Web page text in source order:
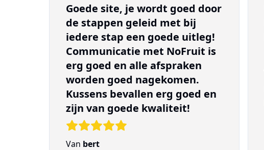
Goede site, je wordt goed door
de stappen geleid met bij
iedere stap een goede uitleg!
Communicatie met NoFruit is
erg goed en alle afspraken
worden goed nagekomen.
Kussens bevallen erg goed en
zijn van goede kwaliteit!
Van bert